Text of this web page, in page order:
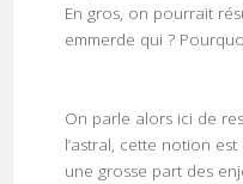
En gros, on pourrait
emmerde qui ?
On parle alors ici de
l’astral, cette notion est
une grosse part des